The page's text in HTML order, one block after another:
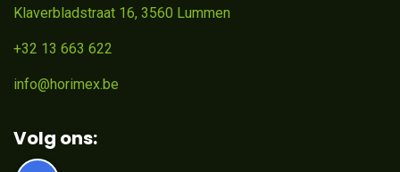
Klaverbladstraat 16, 3560 Lummen
+32 13 663 622
info@horimex.be
Volg ons: